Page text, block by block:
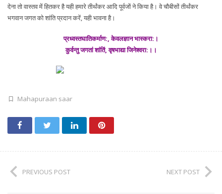
देना तो वास्तव में हितकर है यही हमारे तीर्थंकर आदि पूर्वजों ने किया है। वे चौबीसों तीर्थंकर
भगवान जगत को शांति प्रदान करें, यही भावना है।
प्रध्वस्तघातिकर्माण:, केवलज्ञान भास्करा:।
कुर्वन्तु जगतां शांतिं, वृषभाद्या जिनेश्वरा:।।
Mahapuraan saar
PREVIOUS POST NEXT POST